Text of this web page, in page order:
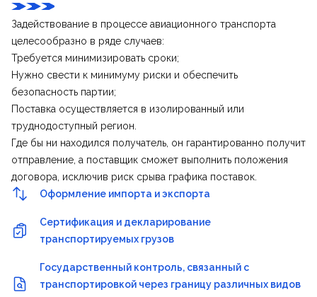
Задействование в процессе авиационного транспорта
целесообразно в ряде случаев:
Требуется минимизировать сроки;
Нужно свести к минимуму риски и обеспечить
безопасность партии;
Поставка осуществляется в изолированный или
труднодоступный регион.
Где бы ни находился получатель, он гарантированно получит
отправление, а поставщик сможет выполнить положения
договора, исключив риск срыва графика поставок.
Оформление импорта и экспорта
Сертификация и декларирование
транспортируемых грузов
Государственный контроль, связанный с
транспортировкой через границу различных видов